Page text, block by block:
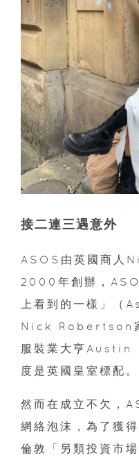
接二連三遇意外
ASOS由英國商
2000年創辦，
上看到的一樣」
Nick Robertson家
服裝業大亨Austin
度是英國皇室標配。
然而在成立不欠，
網絡泡沫，為了獲
倫敦「另類投資市